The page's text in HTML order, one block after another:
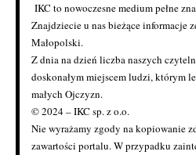
IKC to nowoczesne medium pełne
Znajdziecie u nas bieżące informacje
Małopolski.
Z dnia na dzień liczba naszych
doskonałym miejscem ludzi, którym
małych Ojczyzn.
© 2024 – IKC sp. z o.o.
Nie wyrażamy zgody na kopiowanie
zawartości portalu. W przypadku